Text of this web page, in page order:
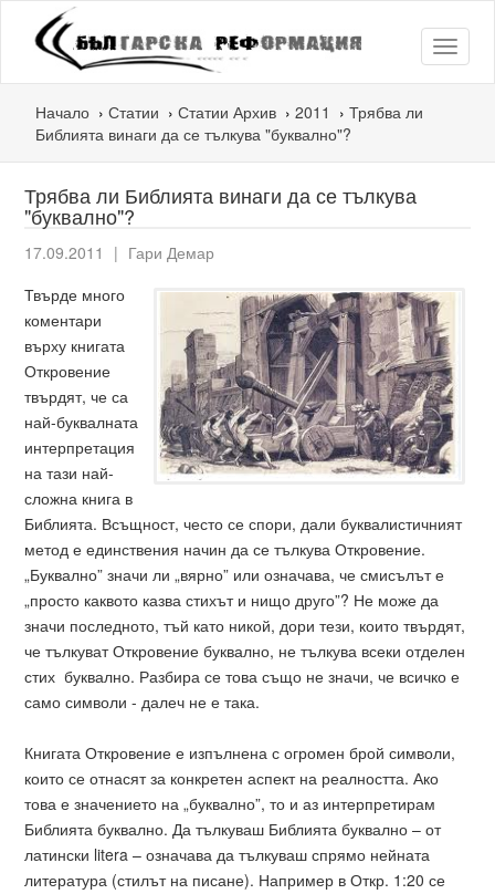
Toggle
Начало
Статии Статии Архив 2011
Трябва ли
Библията винаги да се тълкува "буквално"?
Трябва ли Библията винаги да се тълкува
"буквално"?
17.09.2011 | Гари Демар
Твърде много
коментари
върху книгата
Откровение
твърдят, че са
най-буквалната
интерпретация
на тази най-
сложна книга в
Библията. Всъщност, често се спори, дали буквалистичният
метод е единствения начин да се тълкува Откровение.
„Буквално” значи ли „вярно” или означава, че смисълът е
„просто каквото казва стихът и нищо друго”? Не може да
значи последното, тъй като никой, дори тези, които твърдят,
че тълкуват Откровение буквално, не тълкува всеки отделен
стих буквално. Разбира се това също не значи, че всичко е
само символи - далеч не е така.
Книгата Откровение е изпълнена с огромен брой символи,
които се отнасят за конкретен аспект на реалността. Ако
това е значението на „буквално”, то и аз интерпретирам
Библията буквално. Да тълкуваш Библията буквално – от
латински litera – означава да тълкуваш спрямо нейната
литература (стилът на писане). Например в Откр. 1:20 се